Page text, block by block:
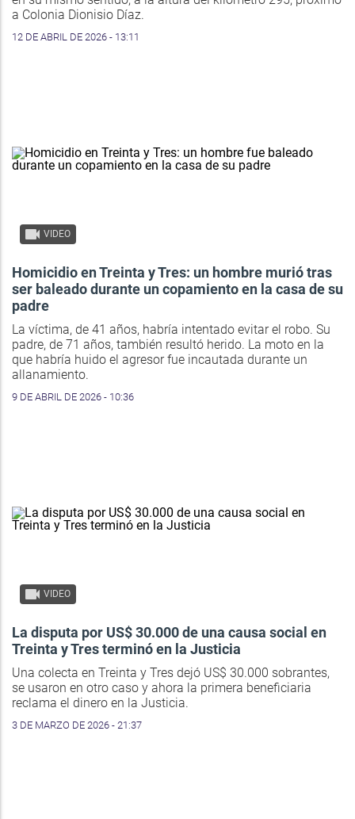
a Colonia Dionisio Díaz.
12 DE ABRIL DE 2026 - 13:11
VIDEO
Homicidio en Treinta y Tres: un hombre murió tras
ser baleado durante un copamiento en la casa de su
padre
La víctima, de 41 años, habría intentado evitar el robo. Su
padre, de 71 años, también resultó herido. La moto en la
que habría huido el agresor fue incautada durante un
allanamiento.
9 DE ABRIL DE 2026 - 10:36
VIDEO
La disputa por US$ 30.000 de una causa social en
Treinta y Tres terminó en la Justicia
Una colecta en Treinta y Tres dejó US$ 30.000 sobrantes,
se usaron en otro caso y ahora la primera beneficiaria
reclama el dinero en la Justicia.
3 DE MARZO DE 2026 - 21:37